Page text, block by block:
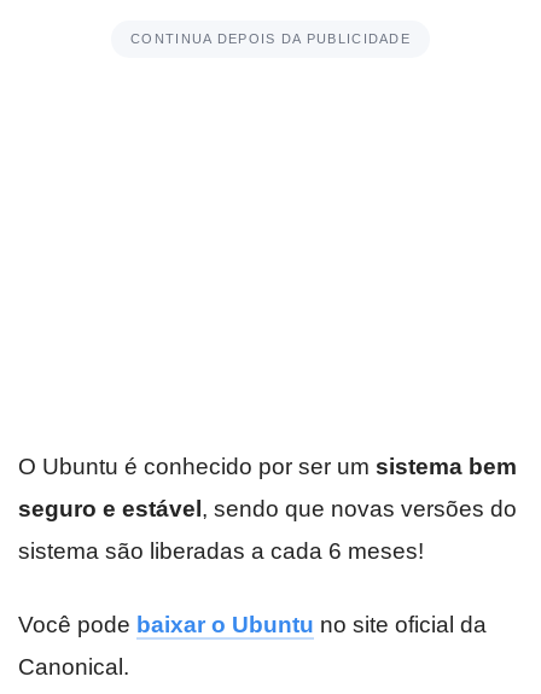
CONTINUA DEPOIS DA PUBLICIDADE
O Ubuntu é conhecido por ser um sistema bem
seguro e estável, sendo que novas versões do
sistema são liberadas a cada 6 meses!
Você pode baixar o Ubuntu no site oficial da
Canonical.